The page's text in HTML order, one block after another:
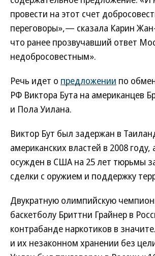
провести на этот счет
переговоры»,— сказала Карин
что ранее прозвучавший ответ
недобросовестным».
Речь идет о предложении по
РФ Виктора Бута на американцев
и Пола Уилана.
Виктор Бут был задержан в
американских властей в 2008
осужден в США на 25 лет тюрьмы
сделки с оружием и поддержку
Двукратную олимпийскую
баскетболу Бриттни Грайнер в
контрабанде наркотиков в
и их незаконном хранении без